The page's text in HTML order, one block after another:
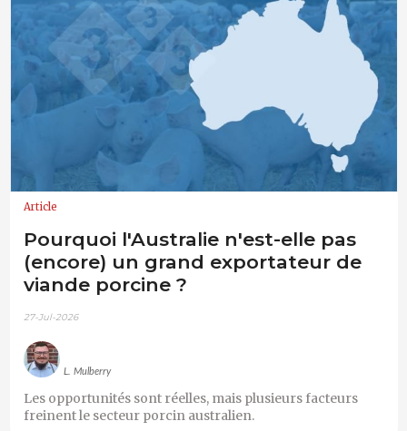
Article
Pourquoi l'Australie n'est-elle pas
(encore) un grand exportateur de
viande porcine ?
27-Jul-2026
L. Mulberry
Les opportunités sont réelles, mais plusieurs facteurs
freinent le secteur porcin australien.